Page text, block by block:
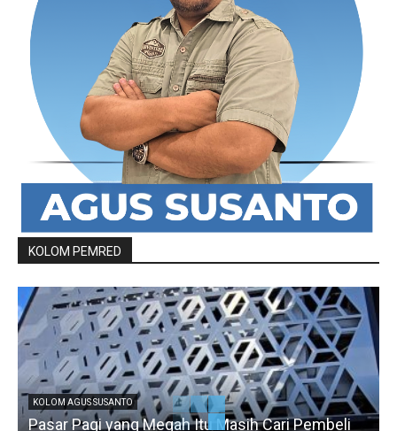
KOLOM PEMRED
KOLOM AGUS SUSANTO
Pasar Pagi yang Megah Itu Masih Cari Pembeli